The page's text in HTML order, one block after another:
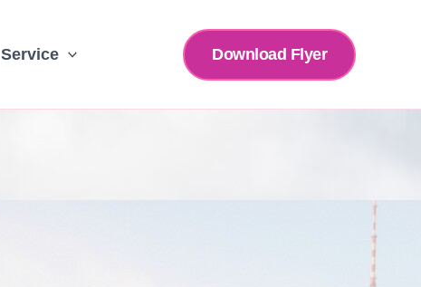
Service Download Flyer